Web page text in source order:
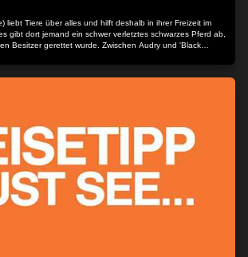
liebt Tiere über alles und hilft deshalb in ihrer Freizeit im
gibt dort jemand ein schwer verletztes schwarzes Pferd ab,
Besitzer gerettet wurde. Zwischen Audry und 'Black
und gesund zu pflegen. Der sieht zwar keinen Sinn
Audrys Großvater, der schon seit Jahren keinen
Planegg/München